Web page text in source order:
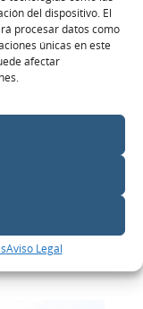
del dispositivo. El
procesar datos como
únicas en este
afectar
Aviso Legal
de